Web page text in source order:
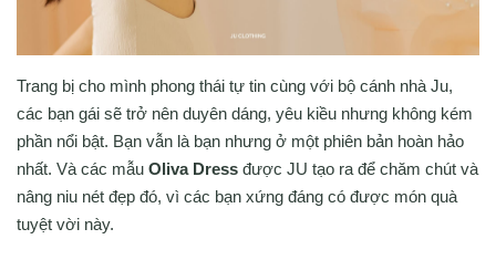
Trang bị cho mình phong thái tự tin cùng với bộ cánh nhà Ju,
các bạn gái sẽ trở nên duyên dáng, yêu kiều nhưng không kém
phần nổi bật. Bạn vẫn là bạn nhưng ở một phiên bản hoàn hảo
nhất. Và các mẫu Oliva Dress được JU tạo ra để chăm chút và
nâng niu nét đẹp đó, vì các bạn xứng đáng có được món quà
tuyệt vời này.